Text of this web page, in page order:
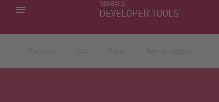
GENEXUS
DEVELOPER TOOLS
MIS APLICACIONES